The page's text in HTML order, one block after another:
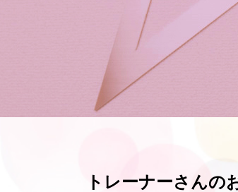
トレーナーさんの